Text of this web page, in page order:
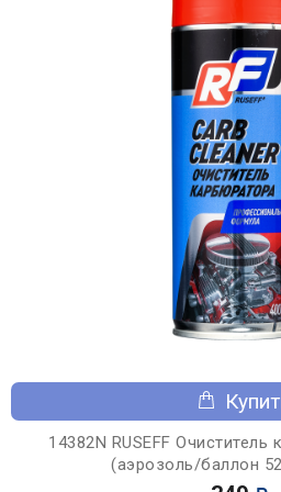
14382N RUSEFF
(аэрозоль/баллон